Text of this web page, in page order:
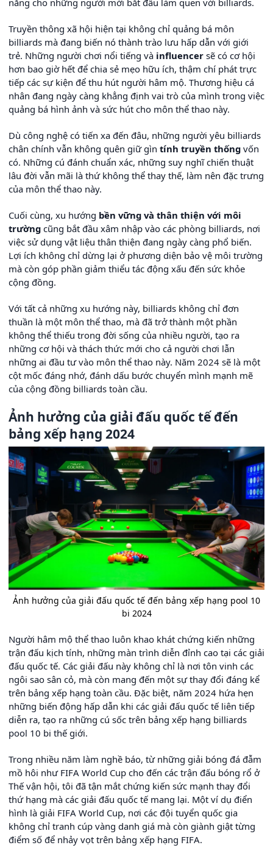
Truyền thông xã hội hiện tại không chỉ quảng bá môn
billiards mà đang biến nó thành trào lưu hấp dẫn với giới
trẻ. Những người chơi nổi tiếng và influencer sẽ có cơ hội
hơn bao giờ hết để chia sẻ mẹo hữu ích, thậm chí phát trực
tiếp các sự kiện để thu hút người hâm mộ. Thương hiệu cá
nhân đang ngày càng khẳng định vai trò của mình trong việc
quảng bá hình ảnh và sức hút cho môn thể thao này.
Dù công nghệ có tiến xa đến đâu, những người yêu billiards
chân chính vẫn không quên giữ gìn tính truyền thống vốn
có. Những cú đánh chuẩn xác, những suy nghĩ chiến thuật
lâu đời vẫn mãi là thứ không thể thay thế, làm nên đặc trưng
của môn thể thao này.
Cuối cùng, xu hướng bền vững và thân thiện với môi
trường cũng bắt đầu xâm nhập vào các phòng billiards, nơi
việc sử dụng vật liệu thân thiện đang ngày càng phổ biến.
Lợi ích không chỉ dừng lại ở phương diện bảo vệ môi trường
mà còn góp phần giảm thiểu tác động xấu đến sức khỏe
cộng đồng.
Với tất cả những xu hướng này, billiards không chỉ đơn
thuần là một môn thể thao, mà đã trở thành một phần
không thể thiếu trong đời sống của nhiều người, tạo ra
những cơ hội và thách thức mới cho cả người chơi lẫn
những ai đầu tư vào môn thể thao này. Năm 2024 sẽ là một
cột mốc đáng nhớ, đánh dấu bước chuyển mình mạnh mẽ
của cộng đồng billiards toàn cầu.
Ảnh hưởng của giải đấu quốc tế đến
bảng xếp hạng 2024
Ảnh hưởng của giải đấu quốc tế đến bảng xếp hạng pool 10
bi 2024
Người hâm mộ thể thao luôn khao khát chứng kiến những
trận đấu kịch tính, những màn trình diễn đỉnh cao tại các giải
đấu quốc tế. Các giải đấu này không chỉ là nơi tôn vinh các
ngôi sao sân cỏ, mà còn mang đến một sự thay đổi đáng kể
trên bảng xếp hạng toàn cầu. Đặc biệt, năm 2024 hứa hẹn
những biến động hấp dẫn khi các giải đấu quốc tế liên tiếp
diễn ra, tạo ra những cú sốc trên bảng xếp hạng billiards
pool 10 bi thế giới.
Trong nhiều năm làm nghề báo, từ những giải bóng đá đẫm
mồ hôi như FIFA World Cup cho đến các trận đấu bóng rổ ở
Thế vận hội, tôi đã tận mắt chứng kiến sức mạnh thay đổi
thứ hạng mà các giải đấu quốc tế mang lại. Một ví dụ điển
hình là giải FIFA World Cup, nơi các đội tuyển quốc gia
không chỉ tranh cúp vàng danh giá mà còn giành giật từng
điểm số để nhảy vọt trên bảng xếp hạng FIFA.